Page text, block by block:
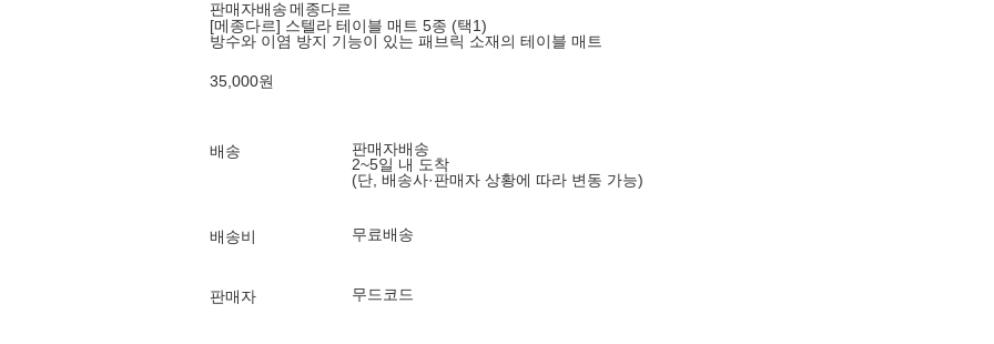
판매자배송메종다르
[메종다르] 스텔라 테이블 매트 5종 (택1)
방수와 이염 방지 기능이 있는 패브릭 소재의 테이블 매트
35,000원
배송
판매자배송
2~5일 내 도착
(단, 배송사·판매자 상황에 따라 변동 가능)
배송비 무료배송
판매자 무드코드